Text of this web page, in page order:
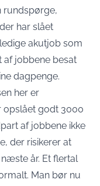
rundspørge,
har slået
akutjob som
jobbene besat
dagpenge.
her er
opslået godt 3000
af jobbene ikke
der risikerer at
år. Et flertal
Man bør nu